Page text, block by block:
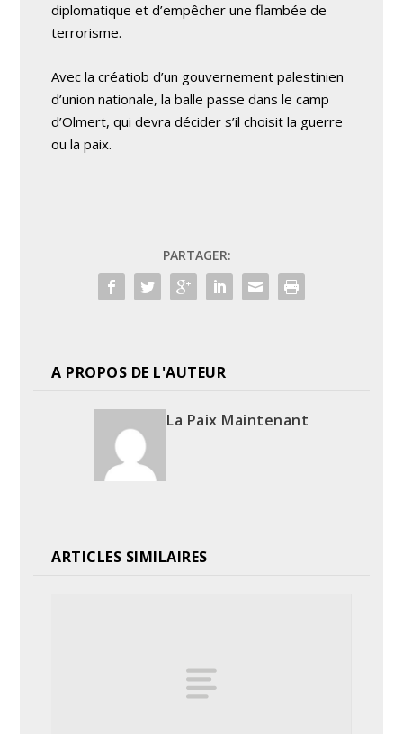
diplomatique et d’empêcher une flambée de
terrorisme.
Avec la créatiob d’un gouvernement palestinien
d’union nationale, la balle passe dans le camp
d’Olmert, qui devra décider s’il choisit la guerre
ou la paix.
PARTAGER:
A PROPOS DE L'AUTEUR
La Paix Maintenant
ARTICLES SIMILAIRES